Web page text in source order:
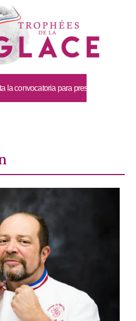
convocatoria para presentar